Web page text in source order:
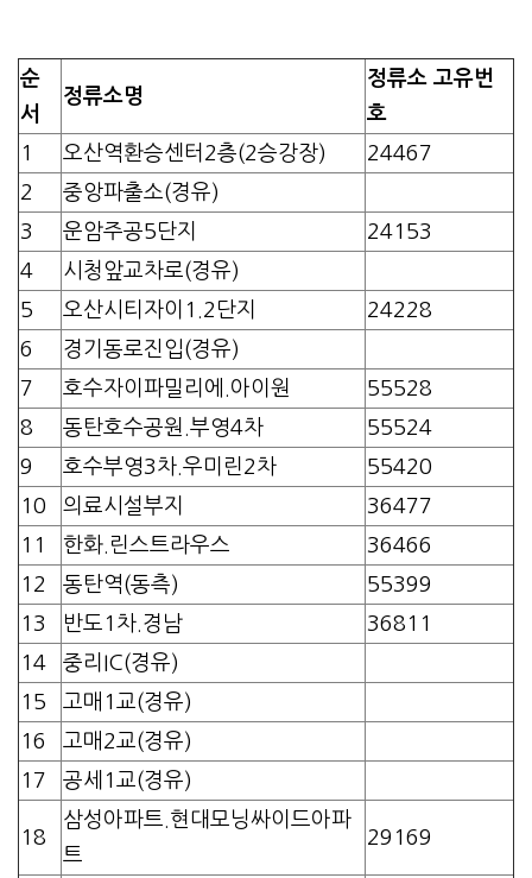
순
서
정류소명
정류소 고유번
호
1
오산역환승센터2층(2승강장)
24467
2
중앙파출소(경유)
3
운암주공5단지
24153
4
시청앞교차로(경유)
5
오산시티자이1.2단지
24228
6
경기동로진입(경유)
7
호수자이파밀리에.아이원
55528
8
동탄호수공원.부영4차
55524
9
호수부영3차.우미린2차
55420
10
의료시설부지
36477
11
한화.린스트라우스
36466
12
동탄역(동측)
55399
13
반도1차.경남
36811
14
중리IC(경유)
15
고매1교(경유)
16
고매2교(경유)
17
공세1교(경유)
18
삼성아파트.현대모닝싸이드아파
트
29169